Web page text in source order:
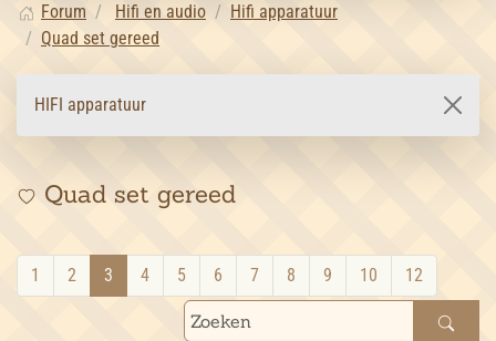
Forum Hifi en audio
Hifi apparatuur
Quad set gereed
HIFI apparatuur
Quad set gereed
1 2 3 4 5 6 7 8 9 10 12